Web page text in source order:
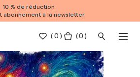
10 % de réduction
abonnement à la newsletter
(0 ) ( 0 )